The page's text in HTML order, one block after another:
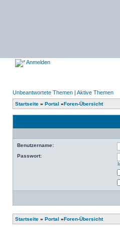
Anmelden
Unbeantwortete Themen | Aktive Themen
Startseite » Portal »Foren-Übersicht
Benutzername:
Passwort:
Startseite » Portal »Foren-Übersicht